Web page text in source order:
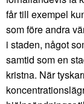
får till exempel
som före andra
i staden, något
samtid som en
kristna. När